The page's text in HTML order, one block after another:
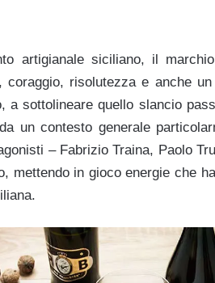
artigianale siciliano, il marchio
coraggio, risolutezza e anche
a sottolineare quello slancio
un contesto generale
– Fabrizio Traina, Paolo
mettendo in gioco energie che